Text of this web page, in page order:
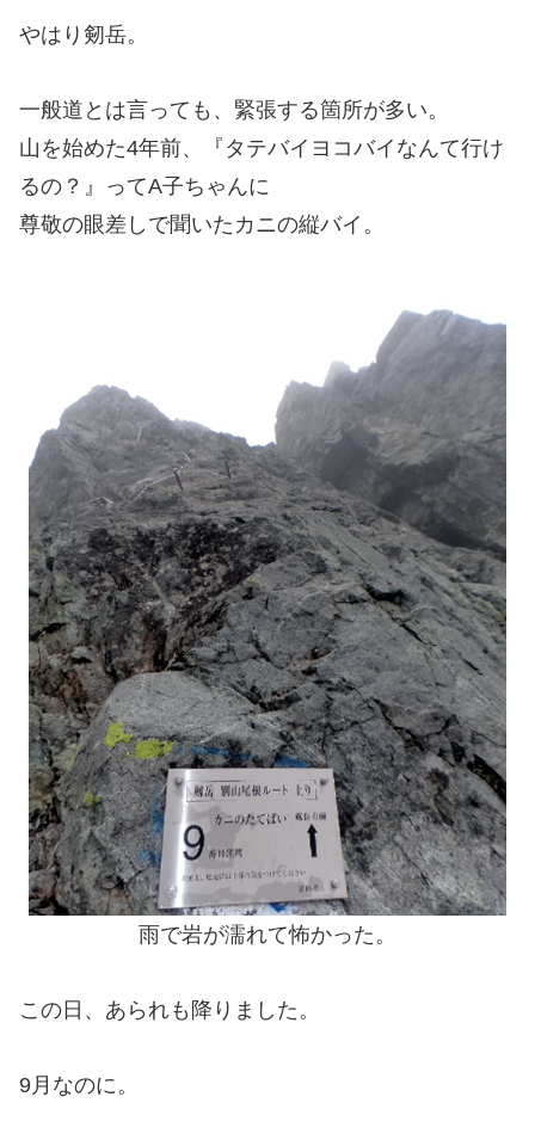
やはり剱岳。
一般道とは言っても、緊張する箇所が多い。
山を始めた4年前、『タテバイヨコバイなんて行け
るの？』ってA子ちゃんに
尊敬の眼差しで聞いたカニの縦バイ。
雨で岩が濡れて怖かった。
この日、あられも降りました。
9月なのに。